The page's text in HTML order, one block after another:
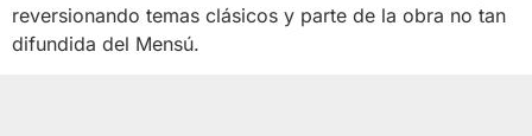
reversionando temas clásicos y parte de la obra no tan
difundida del Mensú.